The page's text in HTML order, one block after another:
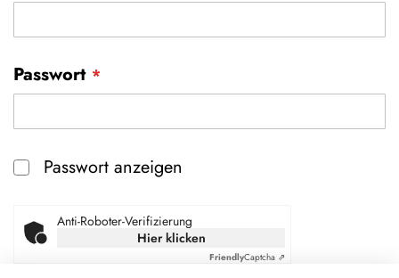
Passwort
Passwort anzeigen
Anti-Roboter-Verifizierung
Hier klicken
FriendlyCaptcha ⇗